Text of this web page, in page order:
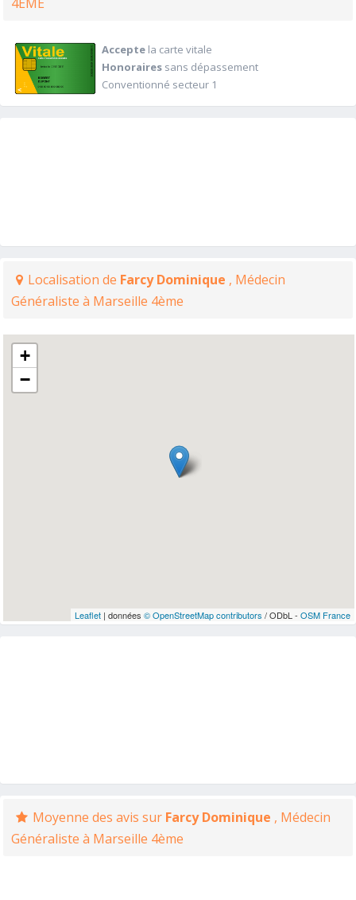
Acceptela carte vitale
Honorairessans dépassement
Conventionné secteur 1
Localisation de Farcy Dominique , Médecin
Généraliste à Marseille 4ème
+
−
Leaflet| données © OpenStreetMap contributors / ODbL - OSM France
Moyenne des avis sur Farcy Dominique , Médecin
Généraliste à Marseille 4ème